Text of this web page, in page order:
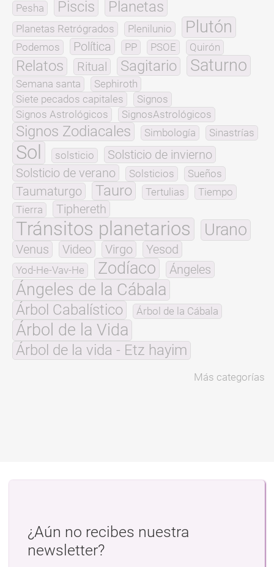
Pesha
Piscis Planetas
Planetas Retrógrados Plenilunio Plutón
Podemos Política PP PSOE Quirón
Relatos Ritual Sagitario Saturno
Semana santa
Sephiroth
Siete pecados capitales
Signos
Signos Astrológicos
SignosAstrológicos
Signos Zodiacales Simbología Sinastrías
Sol solsticio
Solsticio de invierno
Solsticio de verano
Solsticios Sueños
Taumaturgo Tauro Tertulias
Tiempo
Tierra
Tiphereth
Tránsitos planetarios Urano
Venus Video Virgo Yesod
Yod-He-Vav-He Zodíaco Ángeles
Ángeles de la Cábala
Árbol Cabalístico Árbol de la Cábala
Árbol de la Vida
Árbol de la vida - Etz hayim
Más categorías
¿Aún no recibes nuestra
newsletter?